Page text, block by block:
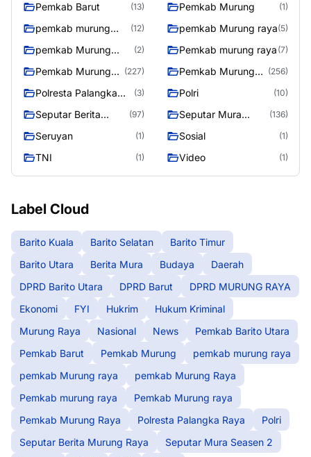
Pemkab Barut (13) Pemkab Murung (1)
pemkab murung
(12) pemkab Murung raya(5)
pemkab Murung
(2) Pemkab murung raya (7)
Pemkab Murung
(227)
Pemkab Murung
(256)
Polresta Palangka
(3) Polri (10)
Seputar Berita
(97)
Seputar Mura
(136)
Seruyan (1) Sosial (1)
TNI (1) Video (1)
Label Cloud
Barito Kuala Barito Selatan
Barito Timur
Barito Utara
Berita Mura Budaya
Daerah
DPRD Barito Utara
DPRD Barut
DPRD MURUNG RAYA
Ekonomi
FYI Hukrim
Hukum Kriminal
Murung Raya
Nasional News
Pemkab Barito Utara
Pemkab Barut
Pemkab Murung
pemkab murung raya
pemkab Murung raya
pemkab Murung Raya
Pemkab murung raya
Pemkab Murung raya
Pemkab Murung Raya
Polresta Palangka Raya
Polri
Seputar Berita Murung Raya
Seputar Mura Seasen 2